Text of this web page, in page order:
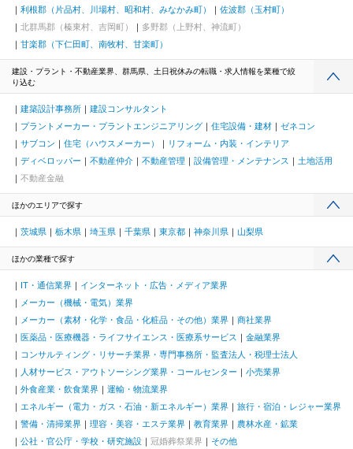
利根郡（片品村、川場村、昭和村、みなかみ町）
佐波郡（玉村町）
北群馬郡（榛東村、吉岡町）
多野郡（上野村、神流町）
甘楽郡（下仁田町、南牧村、甘楽町）
建設・プラント・不動産業界、群馬県、土日祝休みの転職・求人情報を業種で絞
り込む
建築設計事務所
建設コンサルタント
プラントメーカー・プラントエンジニアリング
住宅設備・建材
ゼネコン
サブコン
住宅（ハウスメーカー）
リフォーム・内装・インテリア
ディベロッパー
不動産仲介 不動産管理 設備管理・メンテナンス
土地活用
不動産金融
ほかのエリアで探す
茨城県 栃木県 埼玉県 千葉県 東京都 神奈川県 山梨県
ほかの業種で探す
IT・通信業界
インターネット・広告・メディア業界
メーカー（機械・電気）業界
メーカー（素材・化学・食品・化粧品・その他）業界
商社業界
医薬品・医療機器・ライフサイエンス・医療系サービス
金融業界
コンサルティング・リサーチ業界・専門事務所・監査法人・税理士法人
人材サービス・アウトソーシング業界・コールセンター
小売業界
外食産業・飲食業界
運輸・物流業界
エネルギー（電力・ガス・石油・新エネルギー）業界
旅行・宿泊・レジャー業界
警備・清掃業界
理容・美容・エステ業界 教育業界
農林水産・鉱業
公社・官公庁・学校・研究施設
冠婚葬祭業界 その他